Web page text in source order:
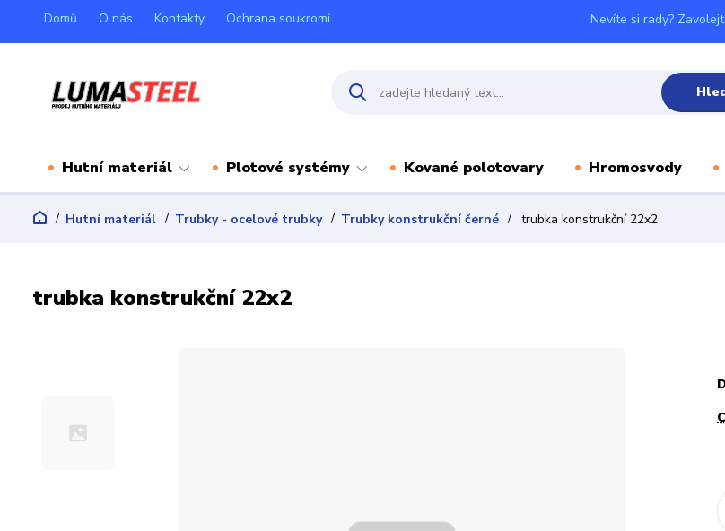
Domů O nás Kontakty Ochrana soukromí Nevíte si rady?
Hutní materiál Plotové systémy Kované polotovary Hromosvody
Hutní materiál Trubky - ocelové trubky Trubky konstrukční černé trubka konstrukční 22x2
trubka konstrukční 22x2